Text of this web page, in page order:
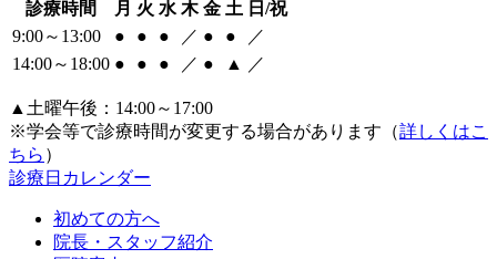
診療時間 月 火 水 木 金 土 日/祝
9:00～13:00
● ● ● ／ ● ●
／
14:00～18:00 ● ● ● ／ ● ▲ ／
▲土曜午後：14:00～17:00
※学会等で診療時間が変更する場合があります（詳しくはこ
ちら ）
診療日カレンダー
初めての方へ
院長・スタッフ紹介